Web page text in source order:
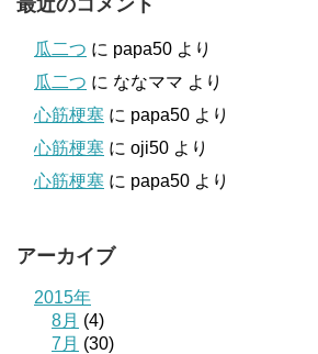
瓜二つ に papa50 より
瓜二つ に ななママ より
心筋梗塞 に papa50 より
心筋梗塞 に oji50 より
心筋梗塞 に papa50 より
アーカイブ
2015年
8月 (4)
7月 (30)